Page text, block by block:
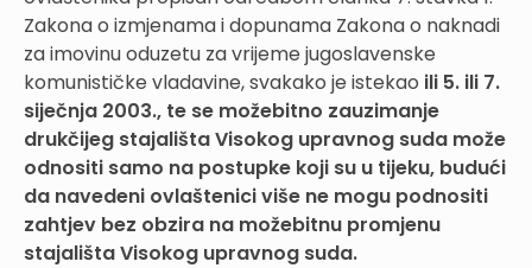
Zakona o izmjenama i dopunama Zakona o naknadi
za imovinu oduzetu za vrijeme jugoslavenske
komunističke vladavine, svakako je istekao ili 5. ili 7.
siječnja 2003., te se možebitno zauzimanje
drukčijeg stajališta Visokog upravnog suda može
odnositi samo na postupke koji su u tijeku, budući
da navedeni ovlaštenici više ne mogu podnositi
zahtjev bez obzira na možebitnu promjenu
stajališta Visokog upravnog suda.